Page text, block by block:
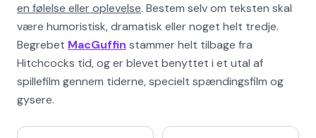
en følelse eller oplevelse. Bestem selv om teksten skal
være humoristisk, dramatisk eller noget helt tredje.
Begrebet MacGuffin stammer helt tilbage fra
Hitchcocks tid, og er blevet benyttet i et utal af
spillefilm gennem tiderne, specielt spændingsfilm og
gysere.